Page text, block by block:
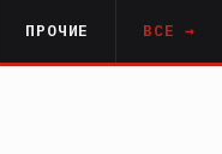
ПРОЧИЕ ВСЕ →